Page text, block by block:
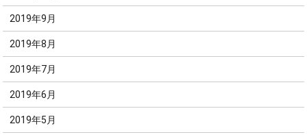
2019年9月
2019年8月
2019年7月
2019年6月
2019年5月